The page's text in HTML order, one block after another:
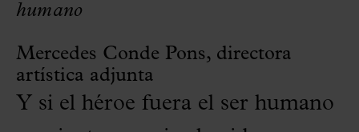
humano
Mercedes Conde Pons, directora
artística adjunta
Y si el héroe fuera el ser humano